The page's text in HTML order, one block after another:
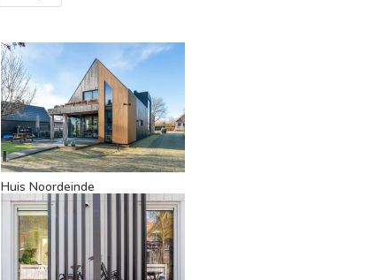
Huis Noordeinde